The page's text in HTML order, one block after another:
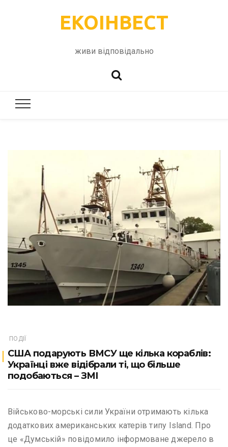
ЕКОІНВЕСТ
живи відповідально
ПОДІЇ
США подарують ВМСУ ще кілька кораблів:
Українці вже відібрали ті, що більше
подобаються – ЗМІ
Військово-морські сили України отримають кілька
додаткових американських катерів типу Island. Про
це «Думській» повідомило інформоване джерело в